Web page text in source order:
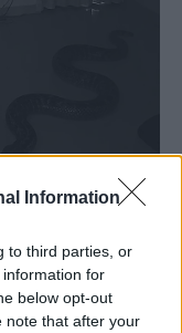
Information
to third parties, or
for
below opt-out
note that after your